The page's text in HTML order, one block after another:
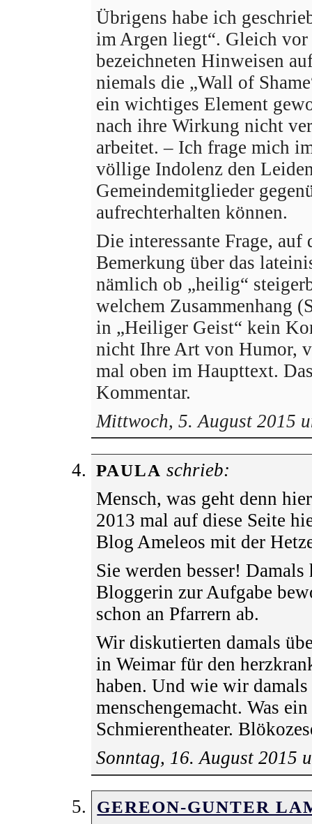
Übrigens habe ich
im Argen liegt“. Gleich
bezeichneten Hinweisen
niemals die „Wall of
ein wichtiges Element
nach ihre Wirkung nicht
arbeitet. – Ich frage mich
völlige Indolenz den
Gemeindemitglieder
aufrechterhalten können.
Die interessante Frage,
Bemerkung über das
nämlich ob „heilig“
welchem Zusammenhang
in „Heiliger Geist“ kein
nicht Ihre Art von Humor,
mal oben im Haupttext.
Kommentar.
Mittwoch, 5. August 2015
PAULA schrieb:
Mensch, was geht denn
2013 mal auf diese Seite
Blog Ameleos mit der
Sie werden besser!
Bloggerin zur Aufgabe
schon an Pfarrern ab.
Wir diskutierten damals
in Weimar für den
haben. Und wie wir
menschengemacht. Was
Schmierentheater.
Sonntag, 16. August 2015
GEREON-GUNTER